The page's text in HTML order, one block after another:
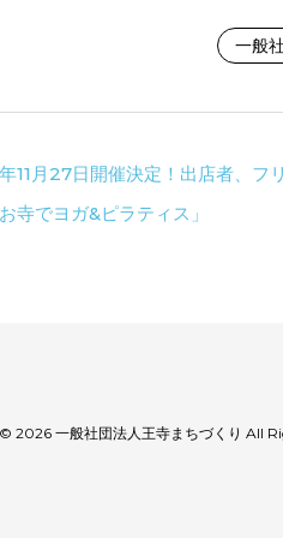
一般
11月27日開催決定！出店者、フ
寺でヨガ&ピラティス」
© 2026 一般社団法人王寺まちづくり All